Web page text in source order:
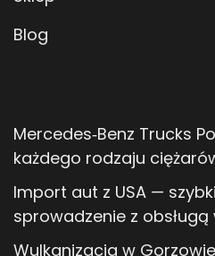
Blog
Mercedes‑Benz Trucks
każdego rodzaju
Import aut z USA —
sprowadzenie z obsługą
Wulkanizacja w